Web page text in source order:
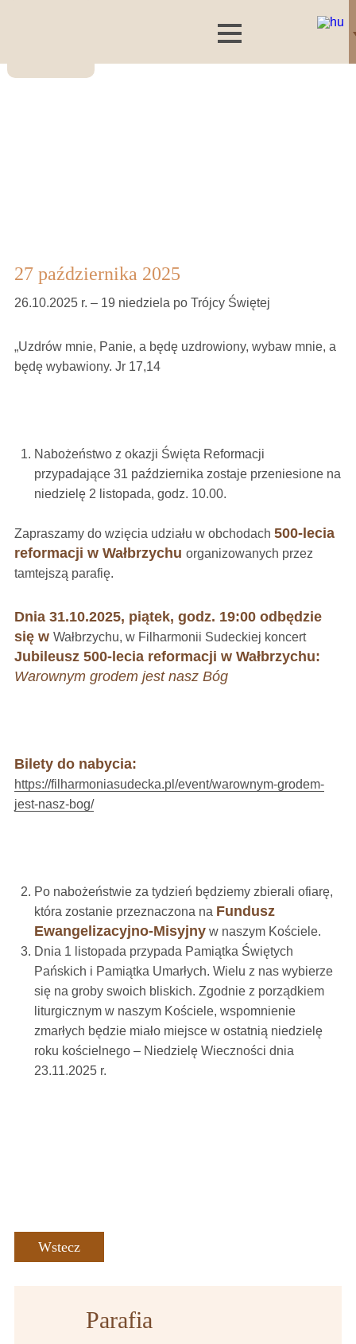
27 października 2025
26.10.2025 r. – 19 niedziela po Trójcy Świętej
„Uzdrów mnie, Panie, a będę uzdrowiony, wybaw mnie, a
będę wybawiony. Jr 17,14
Nabożeństwo z okazji Święta Reformacji
przypadające 31 października zostaje przeniesione na
niedzielę 2 listopada, godz. 10.00.
Zapraszamy do wzięcia udziału w obchodach 500-lecia
reformacji w Wałbrzychu organizowanych przez
tamtejszą parafię.
Dnia 31.10.2025, piątek, godz. 19:00 odbędzie
się w Wałbrzychu, w Filharmonii Sudeckiej koncert
Jubileusz 500-lecia reformacji w Wałbrzychu:
Warownym grodem jest nasz Bóg
Bilety do nabycia:
https://filharmoniasudecka.pl/event/warownym-grodem-
jest-nasz-bog/
Po nabożeństwie za tydzień będziemy zbierali ofiarę,
która zostanie przeznaczona na Fundusz
Ewangelizacyjno-Misyjnyw naszym Kościele.
Dnia 1 listopada przypada Pamiątka Świętych
Pańskich i Pamiątka Umarłych. Wielu z nas wybierze
się na groby swoich bliskich. Zgodnie z porządkiem
liturgicznym w naszym Kościele, wspomnienie
zmarłych będzie miało miejsce w ostatnią niedzielę
roku kościelnego – Niedzielę Wieczności dnia
23.11.2025 r.
Wstecz
Parafia